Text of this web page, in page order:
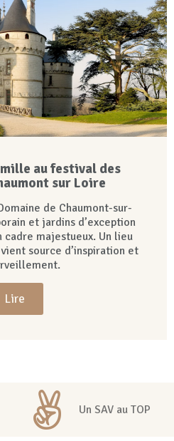
au festival des
sur Loire
de Chaumont-sur-
et jardins d’exception
cadre majestueux. Un lieu
source d’inspiration et
Lire
Un SAV au TOP